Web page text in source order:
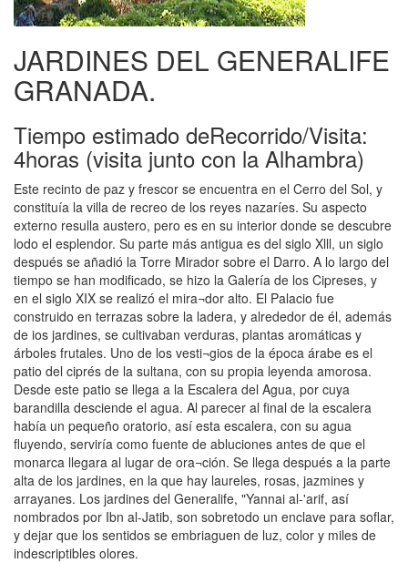
JARDINES DEL GENERALIFE
GRANADA.
Tiempo estimado deRecorrido/Visita:
4horas (visita junto con la Alhambra)
Este recinto de paz y frescor se encuentra en el Cerro del Sol, y
constituía la villa de recreo de los reyes nazaríes. Su aspecto
externo resulla austero, pero es en su interior donde se descubre
lodo el esplendor. Su parte más antigua es del siglo Xlll, un siglo
después se añadió la Torre Mirador sobre el Darro. A lo largo del
tiempo se han modificado, se hizo la Galería de los Cipreses, y
en el siglo XIX se realizó el mira¬dor alto. El Palacio fue
construido en terrazas sobre la ladera, y alrededor de él, además
de ios jardines, se cultivaban verduras, plantas aromáticas y
árboles frutales. Uno de los vesti¬gios de la época árabe es el
patio del ciprés de la sultana, con su propia leyenda amorosa.
Desde este patio se llega a la Escalera del Agua, por cuya
barandilla desciende el agua. Al parecer al final de la escalera
había un pequeño oratorio, así esta escalera, con su agua
fluyendo, serviría como fuente de abluciones antes de que el
monarca llegara al lugar de ora¬ción. Se llega después a la parte
alta de los jardines, en la que hay laureles, rosas, jazmines y
arrayanes. Los jardines del Generalife, "Yannai al-'arif, así
nombrados por Ibn al-Jatib, son sobretodo un enclave para soflar,
y dejar que los sentidos se embriaguen de luz, color y miles de
indescriptibles olores.